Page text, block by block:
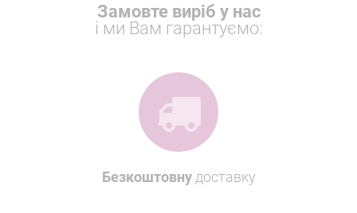
Замовте виріб у нас
і ми Вам гарантуємо:
Безкоштовнудоставку